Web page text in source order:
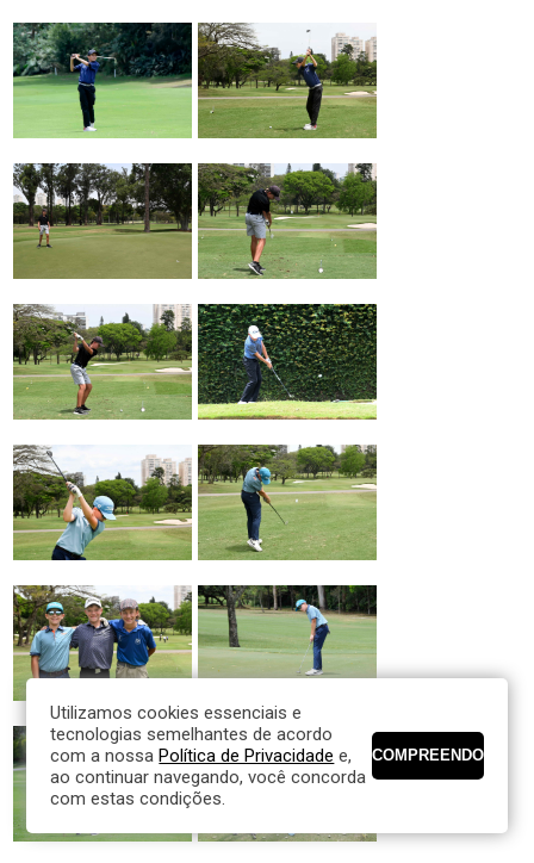
Utilizamos cookies essenciais e
tecnologias semelhantes de acordo
com a nossaPolítica de Privacidade e,
ao continuar navegando, você concorda
com estas condições.